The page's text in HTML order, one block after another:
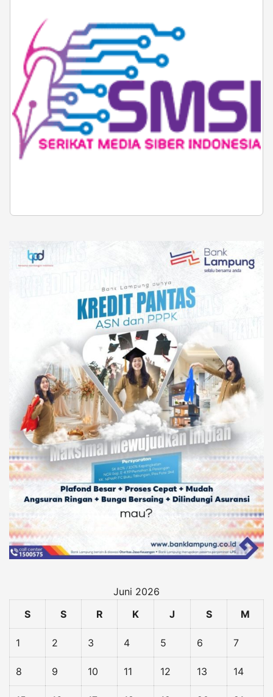
Juni 2026
S
S R K J S M
1 2 3 4 5 6 7
8 9 10 11 12 13 14